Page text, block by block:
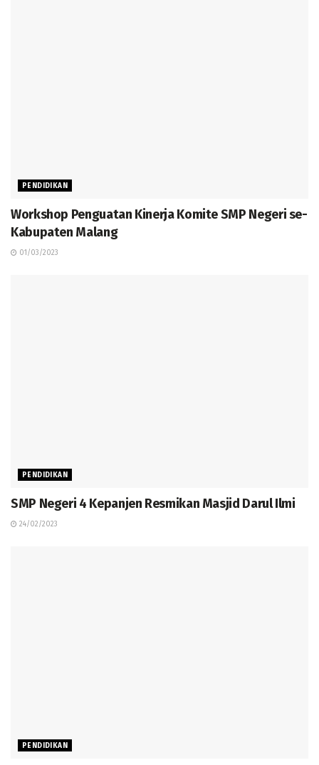
PENDIDIKAN
Workshop Penguatan Kinerja Komite SMP Negeri se-
Kabupaten Malang
01/03/2023
PENDIDIKAN
SMP Negeri 4 Kepanjen Resmikan Masjid Darul Ilmi
24/02/2023
PENDIDIKAN